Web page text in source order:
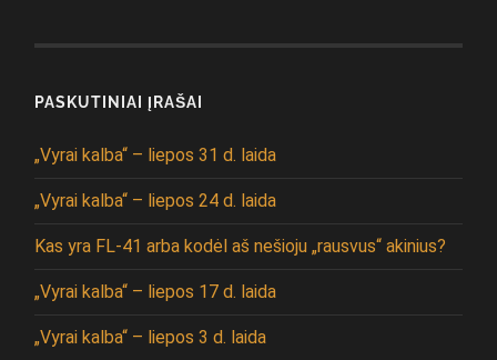
PASKUTINIAI ĮRAŠAI
„Vyrai kalba“ – liepos 31 d. laida
„Vyrai kalba“ – liepos 24 d. laida
Kas yra FL-41 arba kodėl aš nešioju „rausvus“ akinius?
„Vyrai kalba“ – liepos 17 d. laida
„Vyrai kalba“ – liepos 3 d. laida